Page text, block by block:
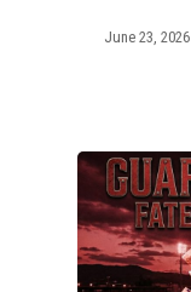
June 23, 2026